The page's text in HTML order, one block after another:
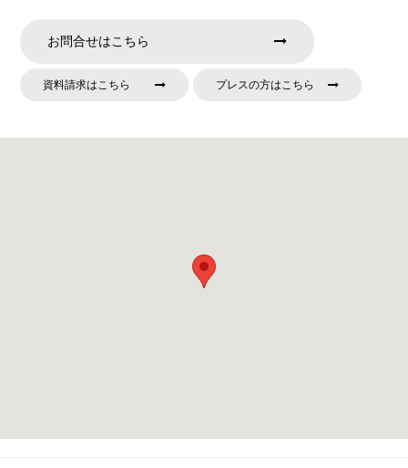
お問合せはこちら
資料請求はこちら プレスの方はこちら